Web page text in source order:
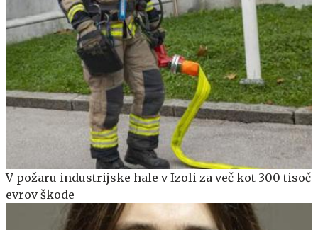
V požaru industrijske hale v Izoli za več kot 300 tisoč
evrov škode